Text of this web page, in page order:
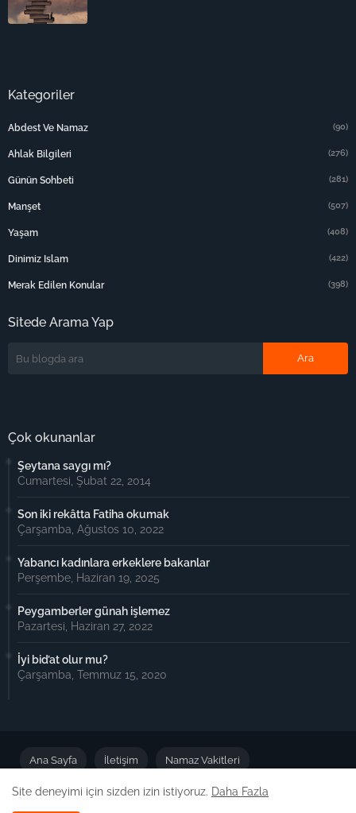
Kategoriler
Abdest Ve Namaz (90)
Ahlak Bilgileri (276)
Günün Sohbeti (281)
Manşet (507)
Yaşam (408)
Dinimiz Islam (422)
Merak Edilen Konular (398)
Sitede Arama Yap
Çok okunanlar
Şeytana saygı mı?
Cumartesi, Şubat 22, 2014
Son iki rekâtta Fatiha okumak
Çarşamba, Ağustos 10, 2022
Yabancı kadınlara erkeklere bakanlar
Perşembe, Haziran 19, 2025
Peygamberler günah işlemez
Pazartesi, Haziran 27, 2022
İyi bid’at olur mu?
Çarşamba, Temmuz 15, 2020
Ana Sayfa İletişim Namaz Vakitleri
Önemli Duyuru
Site deneyimi için sizden izin istiyoruz. Daha Fazla